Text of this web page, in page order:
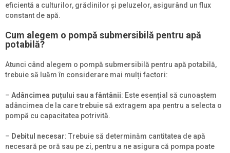
eficientă a culturilor, grădinilor și peluzelor, asigurând un flux
constant de apă.
Cum alegem o pompă submersibilă pentru apă
potabilă?
Atunci când alegem o pompă submersibilă pentru apă potabilă,
trebuie să luăm în considerare mai mulți factori:
– Adâncimea puțului sau a fântânii: Este esențial să cunoaștem
adâncimea de la care trebuie să extragem apa pentru a selecta o
pompă cu capacitatea potrivită.
– Debitul necesar: Trebuie să determinăm cantitatea de apă
necesară pe oră sau pe zi, pentru a ne asigura că pompa poate